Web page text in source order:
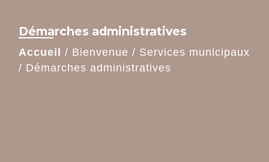
Démarches administratives
Accueil / Bienvenue / Services municipaux
/ Démarches administratives